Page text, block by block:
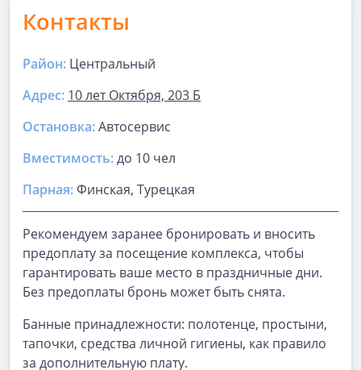
Контакты
Район: Центральный
Адрес: 10 лет Октября, 203 Б
Остановка:Автосервис
Вместимость:до 10 чел
Парная:Финская, Турецкая
Рекомендуем заранее бронировать и вносить
предоплату за посещение комплекса, чтобы
гарантировать ваше место в праздничные дни.
Без предоплаты бронь может быть снята.
Банные принадлежности: полотенце, простыни,
тапочки, средства личной гигиены, как правило
за дополнительную плату.